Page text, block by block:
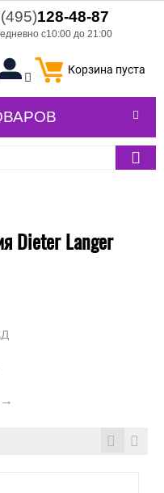
128-48-87
с10:00 до 21:00
Корзина пуста
Dieter Langer